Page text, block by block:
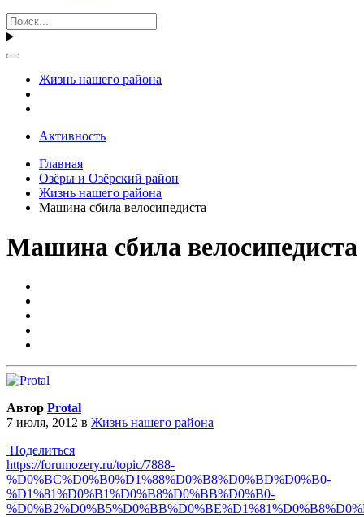
Жизнь нашего района
Активность
Главная
Озёры и Озёрский район
Жизнь нашего района
Машина сбила велосипедиста
Машина сбила велосипедиста
Автор Protal
7 июля, 2012 в Жизнь нашего района
Поделиться
https://forumozery.ru/topic/7888-
%D0%BC%D0%B0%D1%88%D0%B8%D0%BD%D0%B0-
%D1%81%D0%B1%D0%B8%D0%BB%D0%B0-